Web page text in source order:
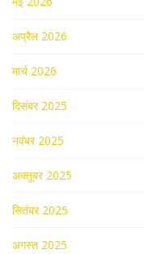
अप्रैल 2026
मार्च 2026
दिसंबर 2025
नवंबर 2025
अक्तूबर 2025
सितंबर 2025
अगस्त 2025